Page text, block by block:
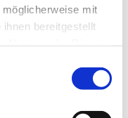
mit
bereitgestellt